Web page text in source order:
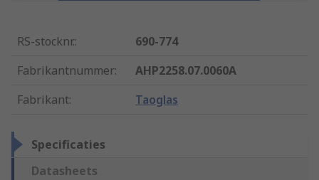
RS-stocknr.:
690-774
Fabrikantnummer:
AHP2258.07.0060A
Fabrikant: Taoglas
Specificaties
Datasheets